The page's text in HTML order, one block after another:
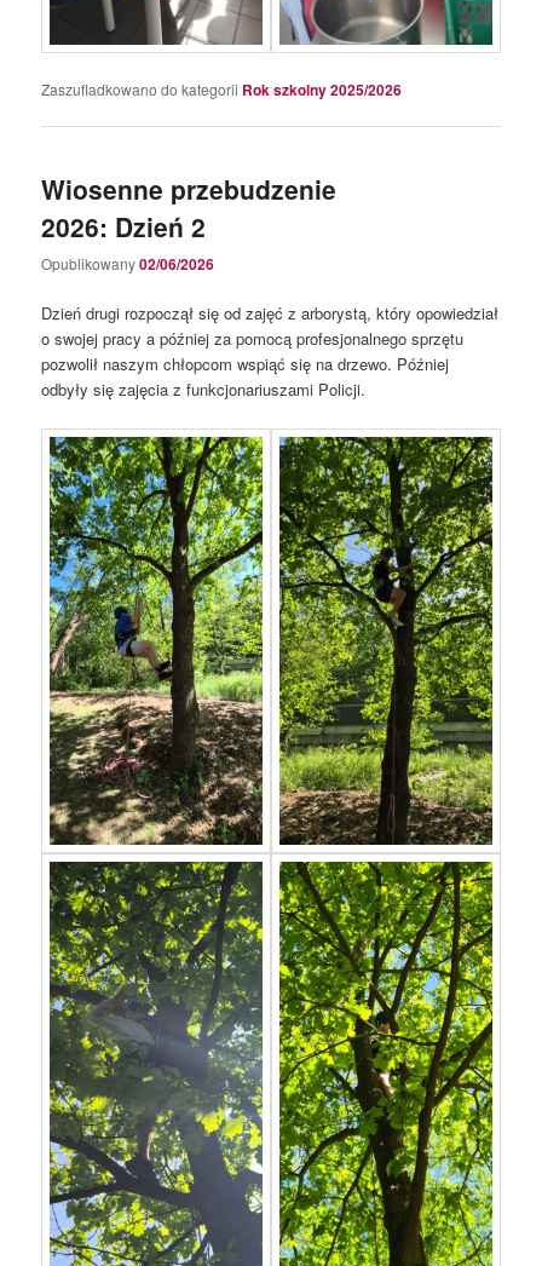
Zaszufladkowano do kategorii Rok szkolny 2025/2026
Wiosenne przebudzenie
2026: Dzień 2
Opublikowany02/06/2026
Dzień drugi rozpoczął się od zajęć z arborystą, który opowiedział
o swojej pracy a później za pomocą profesjonalnego sprzętu
pozwolił naszym chłopcom wspiąć się na drzewo. Później
odbyły się zajęcia z funkcjonariuszami Policji.